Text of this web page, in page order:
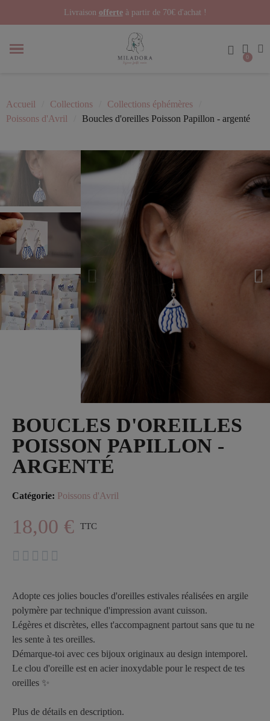
Livraison offerte à partir de 70€ d'achat !
Accueil Collections
Collections éphémères
Poissons d'Avril
Boucles d'oreilles Poisson Papillon - argenté
BOUCLES D'OREILLES
POISSON PAPILLON -
ARGENTÉ
Catégorie Poissons d'Avril
18,00 € TTC
    
Adopte ces jolies boucles d'oreilles estivales réalisées en argile
polymère par technique d'impression avant cuisson.
Légères et discrètes, elles t'accompagnent partout sans que tu ne
les sente à tes oreilles.
Démarque-toi avec ces bijoux originaux au design intemporel.
Le clou d'oreille est en acier inoxydable pour le respect de tes
oreilles ✨
Plus de détails en description.